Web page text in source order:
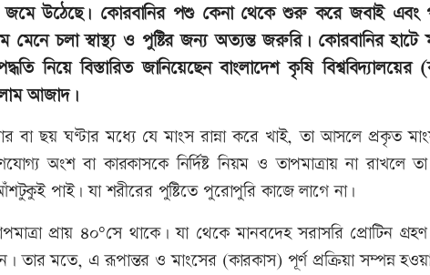
উঠেছে। কোরবানির পশু কেনা থেকে শুরু করে জবাই এবং
মেনে চলা স্বাস্থ্য ও পুষ্টির জন্য অত্যন্ত জরুরি। কোরবানির হাটে
নিয়ে বিস্তারিত জানিয়েছেন বাংলাদেশ কৃষি বিশ্ববিদ্যালয়ের
আজাদ।
ছয় ঘণ্টার মধ্যে যে মাংস রান্না করে খাই, তা আসলে প্রকৃত
অংশ বা কারকাসকে নির্দিষ্ট নিয়ম ও তাপমাত্রায় না রাখলে
পাই। যা শরীরের পুষ্টিতে পুরোপুরি কাজে লাগে না।
প্রায় ৪০°সে থাকে। যা থেকে মানবদেহ সরাসরি প্রোটিন
মতে, এ রূপান্তর ও মাংসের (কারকাস) পূর্ণ প্রক্রিয়া সম্পন্ন